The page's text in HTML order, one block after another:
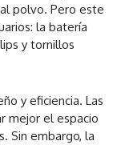
polvo. Pero este
la batería
y tornillos
y eficiencia. Las
mejor el espacio
Sin embargo, la